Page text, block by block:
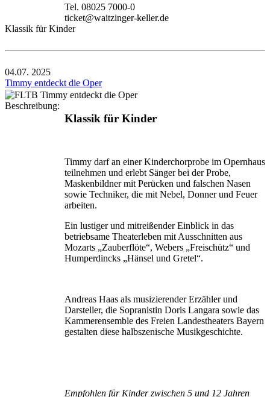
Tel. 08025 7000-0
ticket@waitzinger-keller.de
Klassik für Kinder
04.07. 2025
Timmy entdeckt die Oper
Beschreibung:
Klassik für Kinder
Timmy darf an einer Kinderchorprobe im Opernhaus
teil­nehmen und erlebt Sänger bei der Probe,
Maskenbildner mit Perücken und falschen Nasen
sowie Techniker, die mit Nebel, Donner und Feuer
arbeiten.
Ein lustiger und mitreißender Einblick in das
betriebsame Theaterleben mit Ausschnitten aus
Mozarts „Zauber­flöte“, Webers „Freischütz“ und
Humperdincks „Hänsel und Gretel“.
Andreas Haas als musizierender Erzähler und
Darsteller, die Sopranistin Doris Langara sowie das
Kammer­ensemble des Freien Landestheaters Bayern
gestalten diese halbszenische Musikgeschichte.
Empfohlen für Kinder zwischen 5 und 12 Jahren